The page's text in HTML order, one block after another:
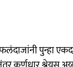
पुन्हा